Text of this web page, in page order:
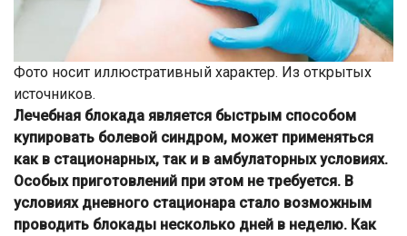
Фото носит иллюстративный характер. Из открытых
источников.
Лечебная блокада является быстрым способом
купировать болевой синдром, может применяться
как в стационарных, так и в амбулаторных условиях.
Особых приготовлений при этом не требуется. В
условиях дневного стационара стало возможным
проводить блокады несколько дней в неделю. Как